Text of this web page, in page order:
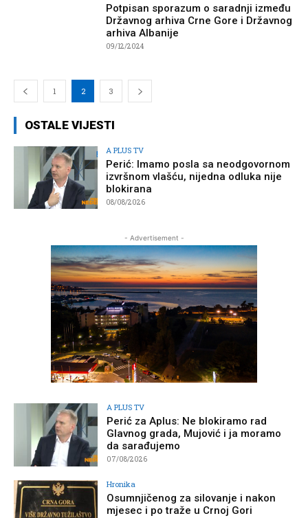
Potpisan sporazum o saradnji između
Državnog arhiva Crne Gore i Državnog
arhiva Albanije
09/12/2024
1 2 3
OSTALE VIJESTI
A PLUS TV
Perić: Imamo posla sa neodgovornom
izvršnom vlašću, nijedna odluka nije
blokirana
08/08/2026
- Advertisement -
A PLUS TV
Perić za Aplus: Ne blokiramo rad
Glavnog grada, Mujović i ja moramo
da sarađujemo
07/08/2026
Hronika
Osumnjičenog za silovanje i nakon
mjesec i po traže u Crnoj Gori